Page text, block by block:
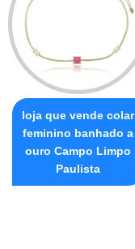
loja que vende colar
feminino banhado a
ouro Campo Limpo
Paulista